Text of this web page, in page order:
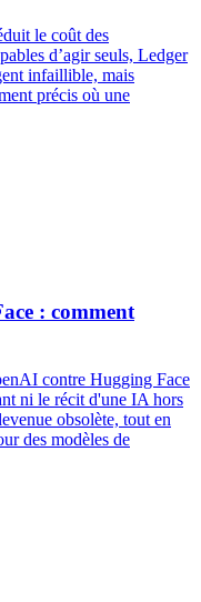
le coût des
d’agir seuls, Ledger
infaillible, mais
précis où une
: comment
contre Hugging Face
ni le récit d'une IA hors
obsolète, tout en
des modèles de